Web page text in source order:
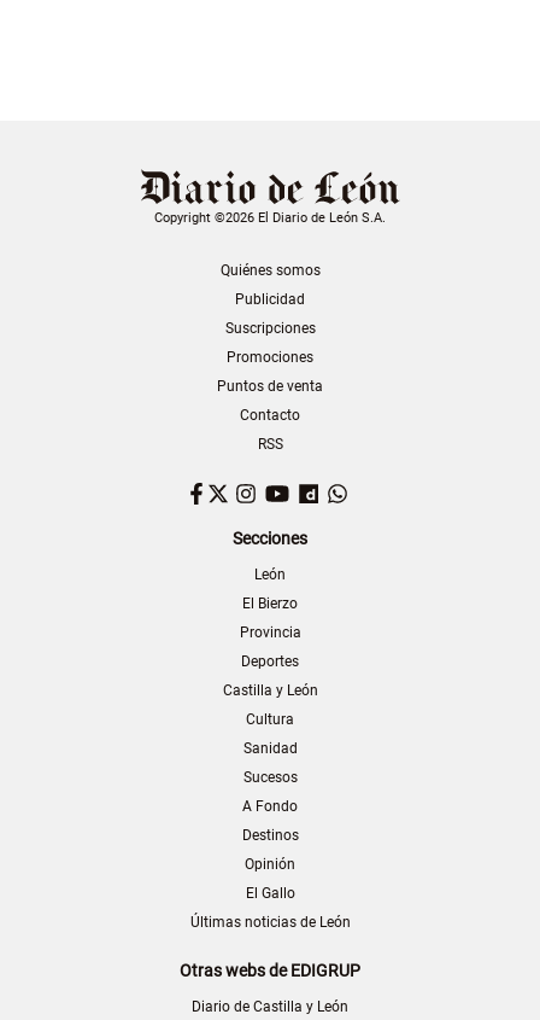
Copyright ©2026 El Diario de León S.A.
Quiénes somos
Publicidad
Suscripciones
Promociones
Puntos de venta
Contacto
RSS
Facebook
TwitterInstagram
YouTubeDailymotion
Secciones
León
El Bierzo
Provincia
Deportes
Castilla y León
Cultura
Sanidad
Sucesos
A Fondo
Destinos
Opinión
El Gallo
Últimas noticias de León
Otras webs de EDIGRUP
Diario de Castilla y León